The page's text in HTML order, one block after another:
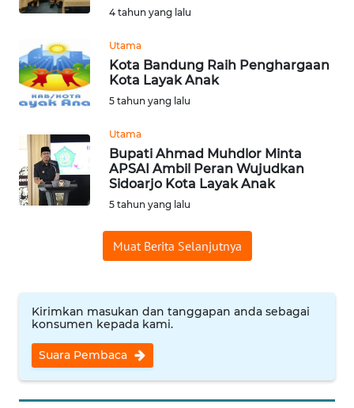
4 tahun yang lalu
Utama
Kota Bandung Raih Penghargaan
Kota Layak Anak
5 tahun yang lalu
Utama
Bupati Ahmad Muhdlor Minta
APSAI Ambil Peran Wujudkan
Sidoarjo Kota Layak Anak
5 tahun yang lalu
Muat Berita Selanjutnya
Kirimkan masukan dan tanggapan anda sebagai
konsumen kepada kami.
Suara Pembaca
Wahana
News
Regional
WN
SUMUT
WN
JAKARTA
WN
BANTEN
WN
NTT